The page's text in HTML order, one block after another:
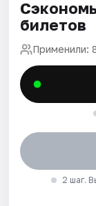
билетов
Применили:
2 шаг.